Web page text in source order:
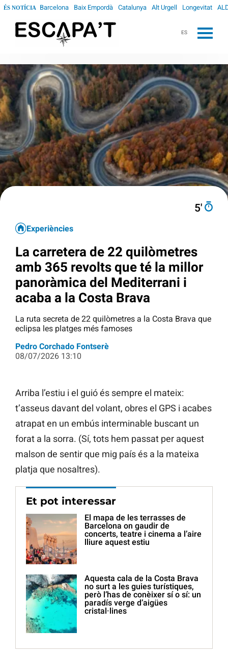
ÉS NOTÍCIA Barcelona Baix Empordà Catalunya Alt Urgell Longevitat
ES
5′
Experiències
La carretera de 22 quilòmetres
amb 365 revolts que té la millor
panoràmica del Mediterrani i
acaba a la Costa Brava
La ruta secreta de 22 quilòmetres a la Costa Brava que
eclipsa les platges més famoses
Pedro Corchado Fontserè
08/07/2026 13:10
Arriba l’estiu i el guió és sempre el mateix:
t’asseus davant del volant, obres el GPS i acabes
atrapat en un embús interminable buscant un
forat a la sorra. (Sí, tots hem passat per aquest
malson de sentir que mig país és a la mateixa
platja que nosaltres).
Et pot interessar
El mapa de les terrasses de
Barcelona on gaudir de
concerts, teatre i cinema a l’aire
lliure aquest estiu
Aquesta cala de la Costa Brava
no surt a les guies turístiques,
però l’has de conèixer sí o sí: un
paradís verge d’aigües
cristal·lines